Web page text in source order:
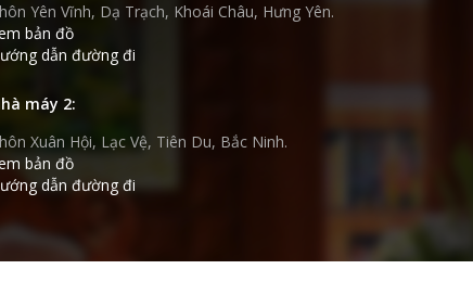
Đồ gỗ mỹ nghệ
Yên Vĩnh, Dạ Trạch, Khoái Châu, Hưng Yên.
bản đồ
dẫn đường đi
máy 2:
Xuân Hội, Lạc Vệ, Tiên Du, Bắc Ninh.
bản đồ
dẫn đường đi